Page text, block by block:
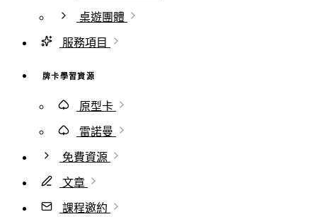
桌遊團體
服務項目
牌卡學習資源
原型卡
雷諾曼
免費資源
文章
課程邀約